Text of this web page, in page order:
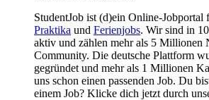
StudentJob ist (d)ein Online-Jobportal
Praktika und Ferienjobs. Wir sind in
aktiv und zählen mehr als 5 Millionen
Community. Die deutsche Plattform
gegründet und mehr als 1 Millionen
uns schon einen passenden Job. Du
einem Job? Klicke dich jetzt durch